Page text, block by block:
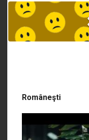
Româneşti